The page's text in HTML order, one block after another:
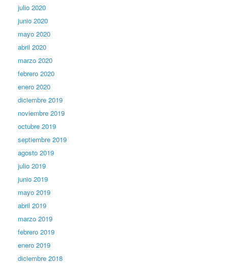
julio 2020
junio 2020
mayo 2020
abril 2020
marzo 2020
febrero 2020
enero 2020
diciembre 2019
noviembre 2019
octubre 2019
septiembre 2019
agosto 2019
julio 2019
junio 2019
mayo 2019
abril 2019
marzo 2019
febrero 2019
enero 2019
diciembre 2018